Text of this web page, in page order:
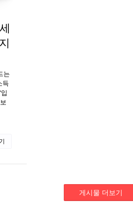
는
득
게시물 더보기